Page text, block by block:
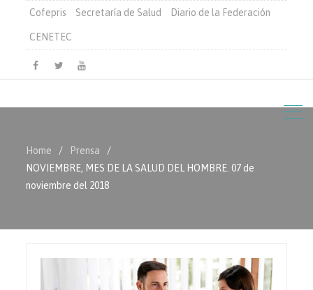
Cofepris Secretaría de Salud Diario de la Federación
CENETEC
Facebook
TwitterYoutube
Home
Prensa
NOVIEMBRE, MES DE LA SALUD DEL HOMBRE. 07 de
noviembre del 2018